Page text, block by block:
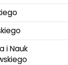
i Nauk